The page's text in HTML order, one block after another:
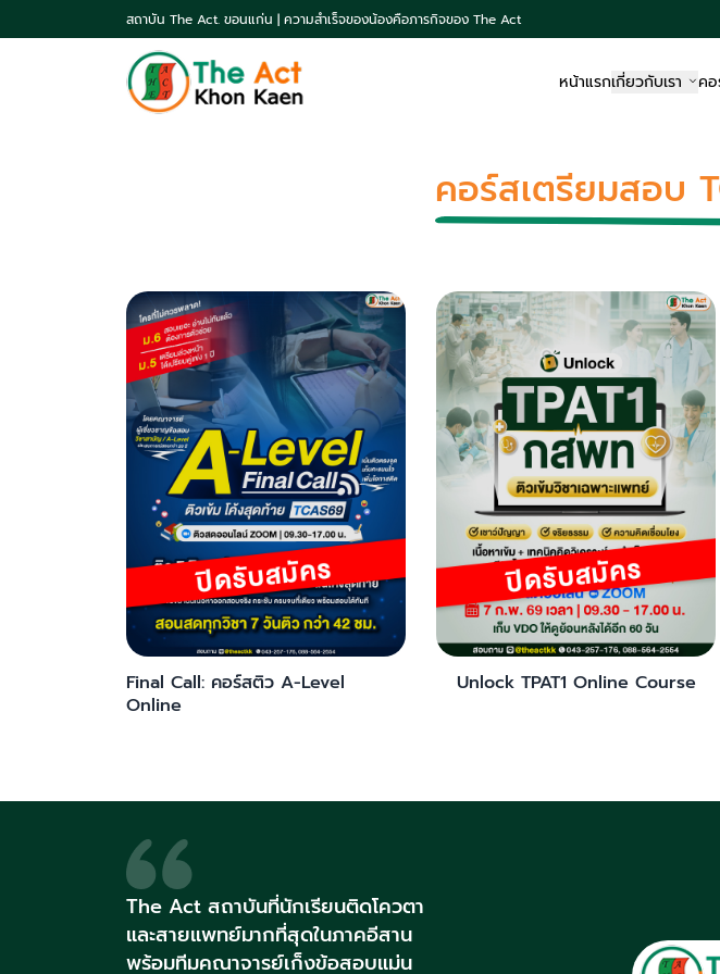
สถาบัน The Act. ขอนแก่น | ความสำเร็จของน้องคือภารกิจของ The Act
หน้าแรกเกี่ยวกับเรา ค
คอร์สเตรียมสอบ
Final Call: คอร์สติว A-Level
Online
Unlock TPAT1 Online Course
The Act สถาบันที่นักเรียนติดโควตา
และสายแพทย์มากที่สุดในภาคอีสาน
พร้อมทีมคณาจารย์เก็งข้อสอบแม่น